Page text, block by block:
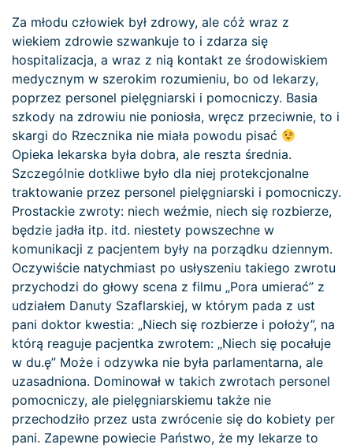
Za młodu człowiek był zdrowy, ale cóż wraz z
wiekiem zdrowie szwankuje to i zdarza się
hospitalizacja, a wraz z nią kontakt ze środowiskiem
medycznym w szerokim rozumieniu, bo od lekarzy,
poprzez personel pielęgniarski i pomocniczy. Basia
szkody na zdrowiu nie poniosła, wręcz przeciwnie, to i
skargi do Rzecznika nie miała powodu pisać
Opieka lekarska była dobra, ale reszta średnia.
Szczególnie dotkliwe było dla niej protekcjonalne
traktowanie przez personel pielęgniarski i pomocniczy.
Prostackie zwroty: niech weźmie, niech się rozbierze,
będzie jadła itp. itd. niestety powszechne w
komunikacji z pacjentem były na porządku dziennym.
Oczywiście natychmiast po usłyszeniu takiego zwrotu
przychodzi do głowy scena z filmu „Pora umierać” z
udziałem Danuty Szaflarskiej, w którym pada z ust
pani doktor kwestia: „Niech się rozbierze i położy”, na
którą reaguje pacjentka zwrotem: „Niech się pocałuje
w du.ę” Może i odzywka nie była parlamentarna, ale
uzasadniona. Dominował w takich zwrotach personel
pomocniczy, ale pielęgniarskiemu także nie
przechodziło przez usta zwrócenie się do kobiety per
pani. Zapewne powiecie Państwo, że my lekarze to